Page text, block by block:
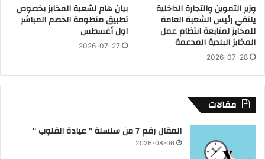
ا
ل
ع
ا
وزير التموين والتجارة الداخلية
يلتقي رئيس الشعبة العامة
للمخابز لمتابعة انتظام عمل
المخابز البلدية المدعمة
2026-07-28
بيان هام لشعبة المخابز بخصوص
تطبيق منظومة الخصم المباشر
اول أغسطس
2026-07-27
مقالات
المقال رقم 7 من سلسلة ” عيادة القلوب “
2026-08-06